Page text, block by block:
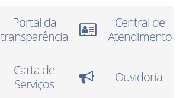
Portal da
transparência
Central de
Atendimento
Carta de
Serviços
Ouvidoria